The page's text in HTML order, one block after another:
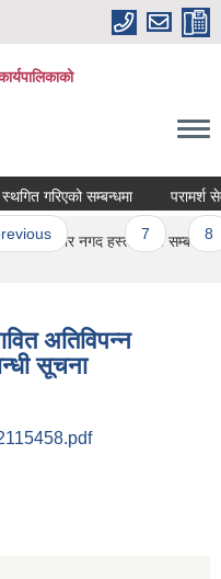
गरिएको सम्बन्धमा परामर्श
… 7 8
परिवार नगद हस्तान्तरण सम्बन्धी
अतिविपन्न
सूचना